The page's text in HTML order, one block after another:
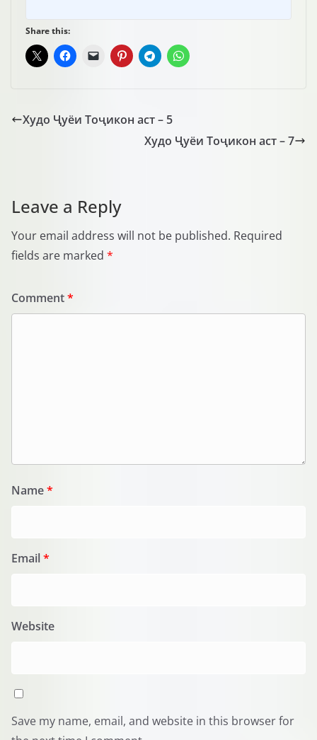
Share this:
Худо Ҷуёи Тоҷикон аст – 5
Худо Ҷуёи Тоҷикон аст – 7
Leave a Reply
Your email address will not be published. Required
fields are marked *
Comment*
Name*
Email*
Website
Save my name, email, and website in this browser for